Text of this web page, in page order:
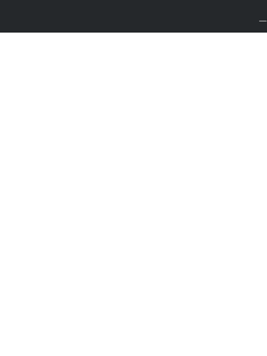
ریپ اور شرمناک حرکت کی ویڈیو گرافی۔تلنگانہ کے ضلع جگتیال میں شرمناک واقعہ